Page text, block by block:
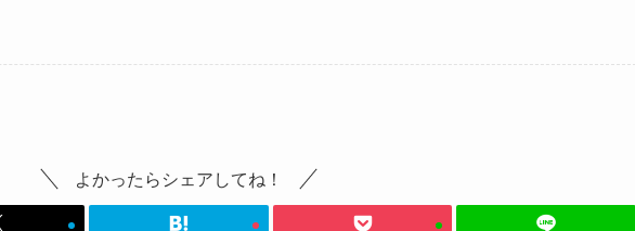
よかったらシェアしてね！